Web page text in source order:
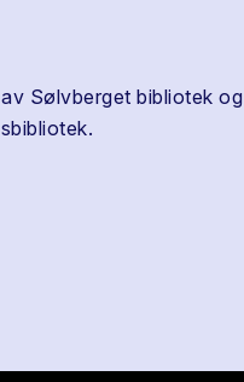
Sølvberget bibliotek og